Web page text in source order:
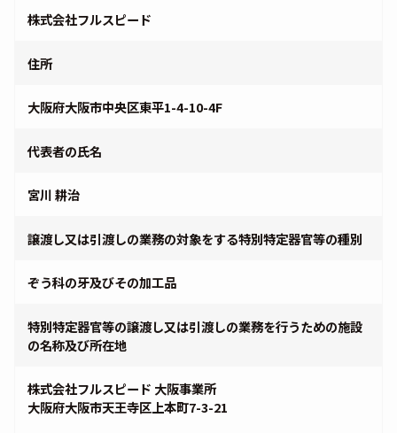
株式会社フルスピード
住所
大阪府大阪市中央区東平1-4-10-4F
代表者の氏名
宮川 耕治
譲渡し又は引渡しの業務の対象をする特別特定器官等の種別
ぞう科の牙及びその加工品
特別特定器官等の譲渡し又は引渡しの業務を行うための施設
の名称及び所在地
株式会社フルスピード 大阪事業所
大阪府大阪市天王寺区上本町7-3-21